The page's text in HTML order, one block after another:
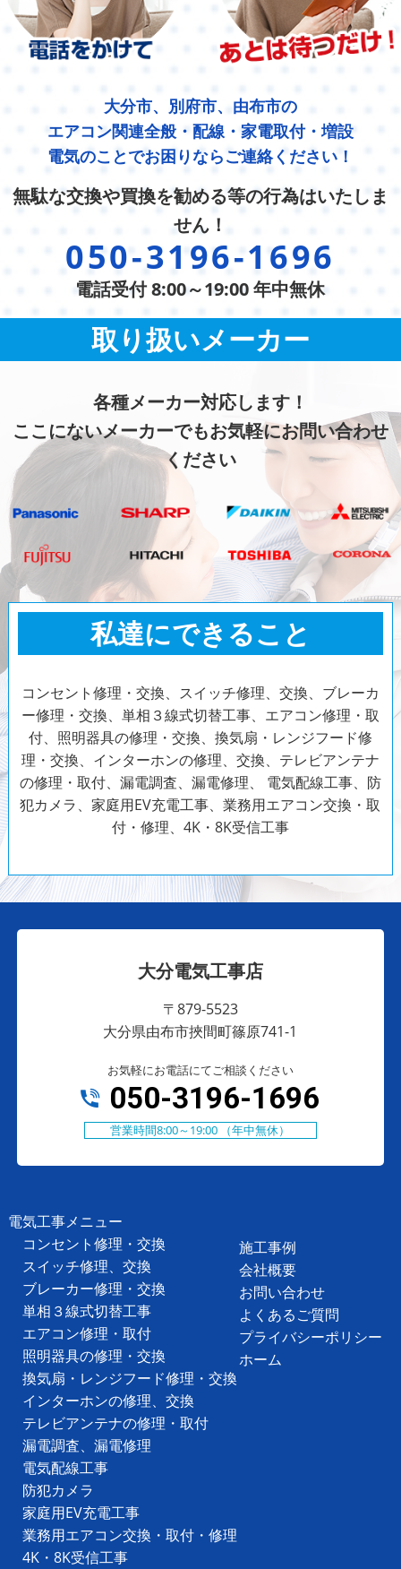
大分市、別府市、由布市の
エアコン関連全般・配線・家電取付・増設
電気のことでお困りならご連絡ください！
無駄な交換や買換を勧める等の行為はいたしま
せん！
050-3196-1696
電話受付 8:00～19:00 年中無休
取り扱いメーカー
各種メーカー対応します！
ここにないメーカーでもお気軽にお問い合わせ
ください
私達にできること
コンセント修理・交換、スイッチ修理、交換、ブレーカ
ー修理・交換、単相３線式切替工事、エアコン修理・取
付、照明器具の修理・交換、換気扇・レンジフード修
理・交換、インターホンの修理、交換、テレビアンテナ
の修理・取付、漏電調査、漏電修理、 電気配線工事、防
犯カメラ、家庭用EV充電工事、業務用エアコン交換・取
付・修理、4K・8K受信工事
大分電気工事店
〒879-5523
大分県由布市挾間町篠原741-1
お気軽にお電話にてご相談ください
050-3196-1696
営業時間8:00～19:00 （年中無休）
電気工事メニュー
コンセント修理・交換
スイッチ修理、交換
ブレーカー修理・交換
単相３線式切替工事
エアコン修理・取付
照明器具の修理・交換
換気扇・レンジフード修理・交換
インターホンの修理、交換
テレビアンテナの修理・取付
漏電調査、漏電修理
電気配線工事
防犯カメラ
家庭用EV充電工事
業務用エアコン交換・取付・修理
4K・8K受信工事
施工事例
会社概要
お問い合わせ
よくあるご質問
プライバシーポリシー
ホーム